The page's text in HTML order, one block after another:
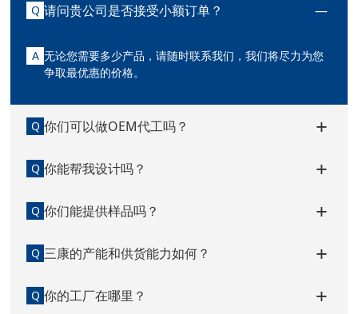
Q 请问贵公司是否接受小额订单？
A 无论您需要多少产品，请随时联系我们，我们将尽力为您
争取最优惠的价格。
Q 你们可以做OEM代工吗？
Q 你能帮我设计吗？
Q 你们能提供样品吗？
Q 三康的产能和供货能力如何？
Q 你的工厂在哪里？